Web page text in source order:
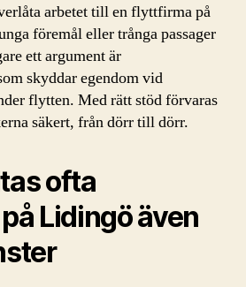
arbetet till en flyttfirma på
föremål eller trånga passager
ett argument är
skyddar egendom vid
flytten. Med rätt stöd förvaras
säkert, från dörr till dörr.
ofta
Lidingö även